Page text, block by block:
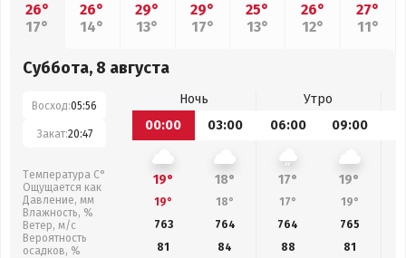
26°
17°
26°
14°
29°
13°
29°
17°
25°
13°
26°
12°
27°
11°
Суббота, 8 августа
Восход:05:56
Закат:20:47
Температура С°
Ощущается как
Давление, мм
Влажность, %
Ветер, м/с
Вероятность
осадков, %
Ночь
Утро
00:00
03:00 06:00 09:00
19° 18° 17° 19°
19° 18° 17° 19°
763
764 764 765
81
84 88 81